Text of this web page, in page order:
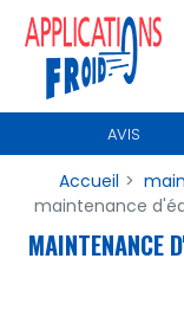
AVIS
Accueil
maintenance
MAINTENANCE
Panneau de gestion